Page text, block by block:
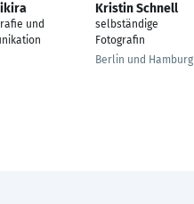
und
Kristin Schnell
selbständige
Fotografin
Berlin und Hamburg